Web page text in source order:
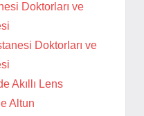
Doktorları ve
Doktorları ve
Akıllı Lens
Altun